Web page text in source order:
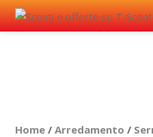
Home /Arredamento /